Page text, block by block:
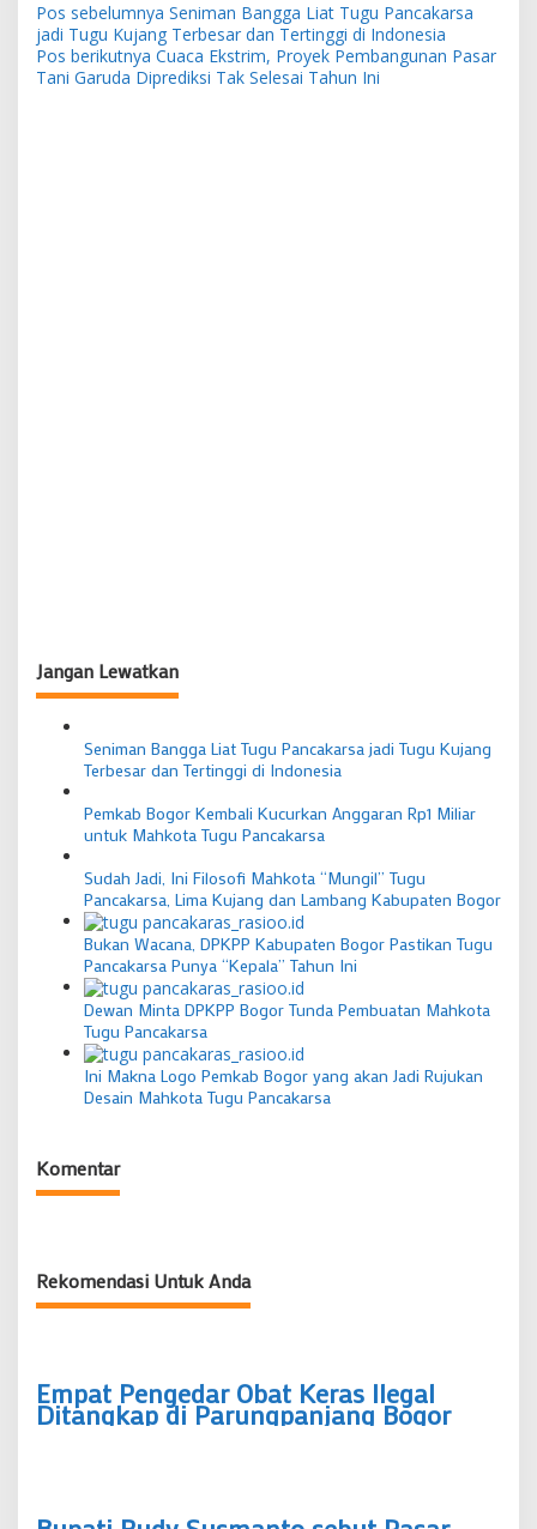
Navigasi
pos
Pos sebelumnya Seniman Bangga Liat Tugu Pancakarsa
jadi Tugu Kujang Terbesar dan Tertinggi di Indonesia
Pos berikutnya Cuaca Ekstrim, Proyek Pembangunan Pasar
Tani Garuda Diprediksi Tak Selesai Tahun Ini
Jangan Lewatkan
Seniman Bangga Liat Tugu Pancakarsa jadi Tugu Kujang
Terbesar dan Tertinggi di Indonesia
Pemkab Bogor Kembali Kucurkan Anggaran Rp1 Miliar
untuk Mahkota Tugu Pancakarsa
Sudah Jadi, Ini Filosofi Mahkota “Mungil” Tugu
Pancakarsa, Lima Kujang dan Lambang Kabupaten Bogor
Bukan Wacana, DPKPP Kabupaten Bogor Pastikan Tugu
Pancakarsa Punya “Kepala” Tahun Ini
Dewan Minta DPKPP Bogor Tunda Pembuatan Mahkota
Tugu Pancakarsa
Ini Makna Logo Pemkab Bogor yang akan Jadi Rujukan
Desain Mahkota Tugu Pancakarsa
Komentar
Rekomendasi Untuk Anda
Empat Pengedar Obat Keras Ilegal
Ditangkap di Parungpanjang Bogor